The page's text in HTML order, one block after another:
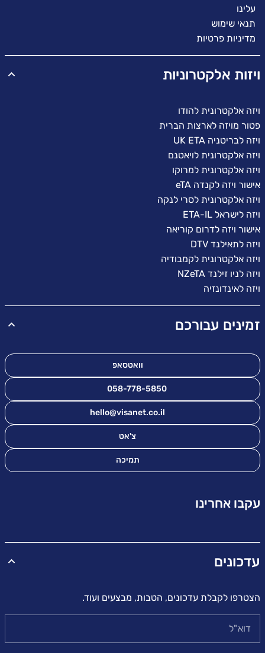
עלינו
תנאי שימוש
מדיניות פרטיות
ויזות אלקטרוניות
ויזה אלקטרונית להודו
פטור מויזה לארצות הברית
ויזה לבריטניה UK ETA
ויזה אלקטרונית לויאטנם
ויזה אלקטרונית למרוקו
אישור ויזה לקנדה eTA
ויזה אלקטרונית לסרי לנקה
ויזה לישראל ETA-IL
אישור ויזה לדרום קוריאה
ויזה לתאילנד DTV
ויזה אלקטרונית לקמבודיה
ויזה לניו זילנד NZeTA
ויזה לאינדונזיה
זמינים עבורכם
וואטסאפ
058-778-5850
hello@visanet.co.il
צ'אט
תמיכה
עקבו אחרינו
עדכונים
הצטרפו לקבלת עדכונים, הטבות, מבצעים ועוד.
דוא"ל